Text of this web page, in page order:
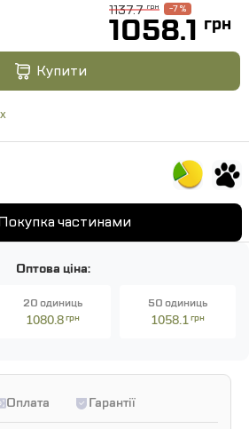
1137.7грн -7 %
1058.1 грн
Купити
частинами
Оптова ціна:
20 одиниць
1080.8грн
50 одиниць
1058.1грн
Оплата Гарантії